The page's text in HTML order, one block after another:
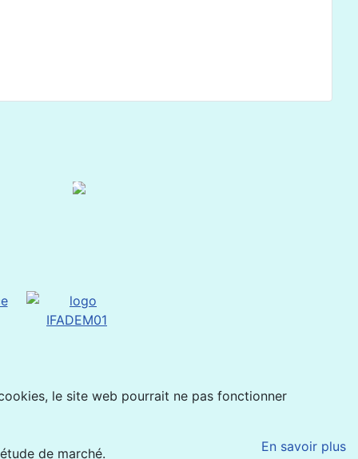
le site web pourrait ne pas fonctionner
En savoir plus
de marché.